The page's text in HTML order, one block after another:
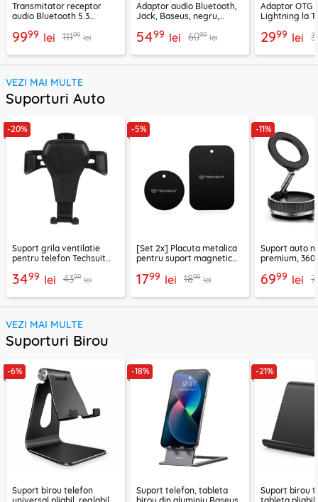
Transmitator receptor
audio Bluetooth 5.3
9999 lei 11199 lei
Adaptor audio Bluetooth,
Jack, Baseus, negru,
5499 lei 6099 lei
Adaptor OTG
Lightning la
2999 lei
VEZI MAI MULTE
Suporturi Auto
-20%
Suport grila ventilatie
pentru telefon Techsuit
3499 lei 4399 lei
-5%
[Set 2x] Placuta metalica
pentru suport magnetic
negru
1799 lei 1899 lei
-11%
Suport auto
premium,
6999 lei
VEZI MAI MULTE
Suporturi Birou
-6%
Suport birou telefon
-18%
Suport telefon, tableta
-21%
Suport birou